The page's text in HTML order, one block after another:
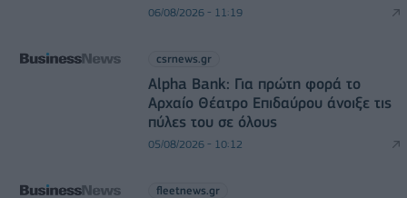
06/08/2026 - 11:19
csrnews.gr
Alpha Bank: Για πρώτη φορά το
Αρχαίο Θέατρο Επιδαύρου άνοιξε τις
πύλες του σε όλους
05/08/2026 - 10:12
fleetnews.gr